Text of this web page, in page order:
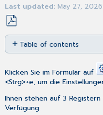
Last updated May 27, 2026
Save
as
PDF
Table of contents
Allgemein
Register
MD-
Speicherung
Register
Klicken Sie im Formular auf
<Strg>+e, um die
Ihnen stehen auf 3
Verfügung: